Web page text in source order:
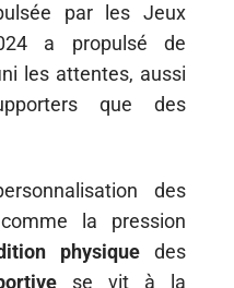
par les Jeux
a propulsé de
les attentes, aussi
que des
des
la pression
physique des
se vit à la